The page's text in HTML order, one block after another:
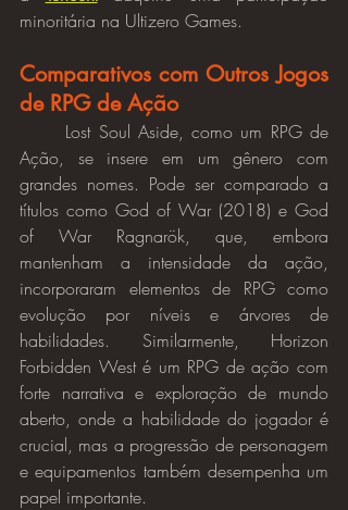
minoritária na Ultizero Games.
Comparativos com Outros Jogos
de RPG de Ação
Ação, se insere em um gênero com
grandes nomes. Pode ser comparado a
títulos como God of War (2018) e God
of War Ragnarök, que, embora
mantenham a intensidade da ação,
incorporaram elementos de RPG como
evolução por níveis e árvores de
habilidades. Similarmente, Horizon
Forbidden West é um RPG de ação com
forte narrativa e exploração de mundo
aberto, onde a habilidade do jogador é
crucial, mas a progressão de personagem
e equipamentos também desempenha um
papel importante.